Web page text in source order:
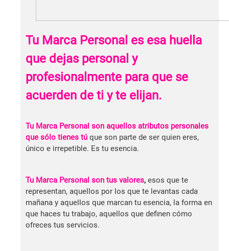
Tu Marca Personal es esa huella
que dejas personal y
profesionalmente para que se
acuerden de ti y te elijan.
Tu Marca Personal son aquellos atributos personales
que sólo tienes tú que son parte de ser quien eres,
único e irrepetible. Es tu esencia.
Tu Marca Personal son tus valores, esos que te
representan, aquellos por los que te levantas cada
mañana y aquellos que marcan tu esencia, la forma en
que haces tu trabajo, aquellos que definen cómo
ofreces tus servicios.